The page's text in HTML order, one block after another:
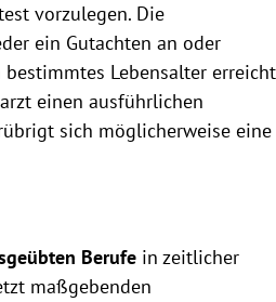
vorzulegen. Die
ein Gutachten an oder
Lebensalter erreicht
einen ausführlichen
sich möglicherweise eine
Berufe in zeitlicher
maßgebenden